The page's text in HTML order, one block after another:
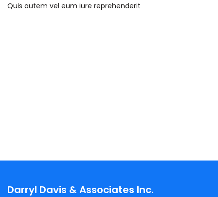
Quis autem vel eum iure reprehenderit
Darryl Davis & Associates Inc.